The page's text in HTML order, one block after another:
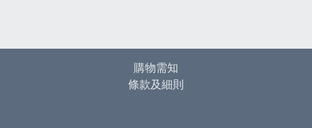
購物需知
條款及細則